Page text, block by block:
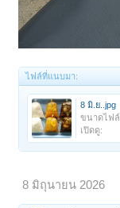
ไฟล์ที่แนบมา:
8 มิ.ย..jpg
ขนาดไฟ
เปิดดู:
8 มิถุนายน 2026